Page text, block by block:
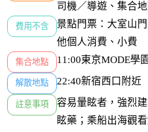
司機／導遊、集合
費用不含
景點門票：大室山
他個人消費、小費
集合地點 11:00東京MODE學園
解散地點 22:40新宿西口附近
註意事項
容易暈眩者，強烈
眩藥；乘船出海觀